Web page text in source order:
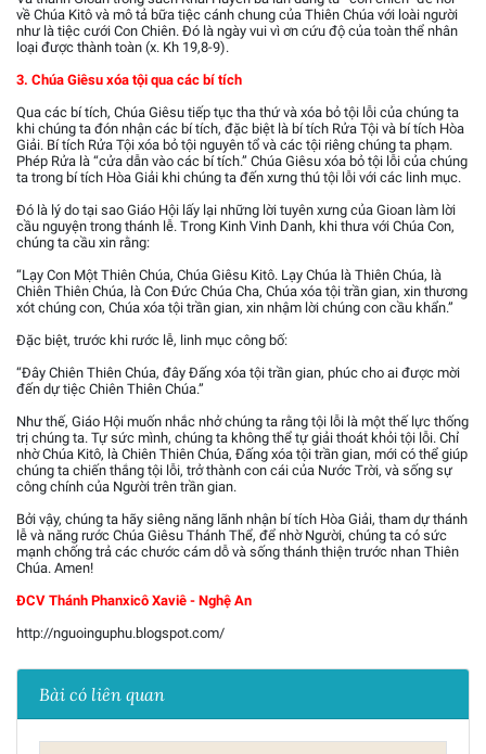
về Chúa Kitô và mô tả bữa tiệc cánh chung của Thiên Chúa với loài người
như là tiệc cưới Con Chiên. Đó là ngày vui vì ơn cứu độ của toàn thể nhân
loại được thành toàn (x. Kh 19,8-9).
3. Chúa Giêsu xóa tội qua các bí tích
Qua các bí tích, Chúa Giêsu tiếp tục tha thứ và xóa bỏ tội lỗi của chúng ta
khi chúng ta đón nhận các bí tích, đặc biệt là bí tích Rửa Tội và bí tích Hòa
Giải. Bí tích Rửa Tội xóa bỏ tội nguyên tổ và các tội riêng chúng ta phạm.
Phép Rửa là “cửa dẫn vào các bí tích.” Chúa Giêsu xóa bỏ tội lỗi của chúng
ta trong bí tích Hòa Giải khi chúng ta đến xưng thú tội lỗi với các linh mục.
Đó là lý do tại sao Giáo Hội lấy lại những lời tuyên xưng của Gioan làm lời
cầu nguyện trong thánh lễ. Trong Kinh Vinh Danh, khi thưa với Chúa Con,
chúng ta cầu xin rằng:
“Lạy Con Một Thiên Chúa, Chúa Giêsu Kitô. Lạy Chúa là Thiên Chúa, là
Chiên Thiên Chúa, là Con Ðức Chúa Cha, Chúa xóa tội trần gian, xin thương
xót chúng con, Chúa xóa tội trần gian, xin nhậm lời chúng con cầu khẩn.”
Đặc biệt, trước khi rước lễ, linh mục công bố:
“Đây Chiên Thiên Chúa, đây Đấng xóa tội trần gian, phúc cho ai được mời
đến dự tiệc Chiên Thiên Chúa.”
Như thế, Giáo Hội muốn nhắc nhở chúng ta rằng tội lỗi là một thế lực thống
trị chúng ta. Tự sức mình, chúng ta không thể tự giải thoát khỏi tội lỗi. Chỉ
nhờ Chúa Kitô, là Chiên Thiên Chúa, Đấng xóa tội trần gian, mới có thể giúp
chúng ta chiến thắng tội lỗi, trở thành con cái của Nước Trời, và sống sự
công chính của Người trên trần gian.
Bởi vậy, chúng ta hãy siêng năng lãnh nhận bí tích Hòa Giải, tham dự thánh
lễ và năng rước Chúa Giêsu Thánh Thể, để nhờ Người, chúng ta có sức
mạnh chống trả các chước cám dỗ và sống thánh thiện trước nhan Thiên
Chúa. Amen!
ĐCV Thánh Phanxicô Xaviê - Nghệ An
http://nguoinguphu.blogspot.com/
Bài có liên quan